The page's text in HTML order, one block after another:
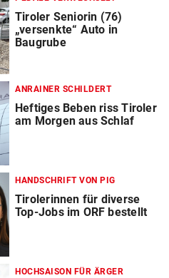
Tiroler Seniorin (76)
„versenkte“ Auto in
Baugrube
ANRAINER SCHILDERT
Heftiges Beben riss Tiroler
am Morgen aus Schlaf
HANDSCHRIFT VON PIG
Tirolerinnen für diverse
Top-Jobs im ORF bestellt
HOCHSAISON FÜR ÄRGER